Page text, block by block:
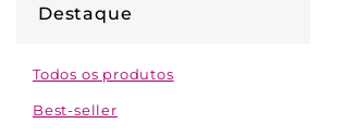
Destaque
Todos os produtos
Best-seller